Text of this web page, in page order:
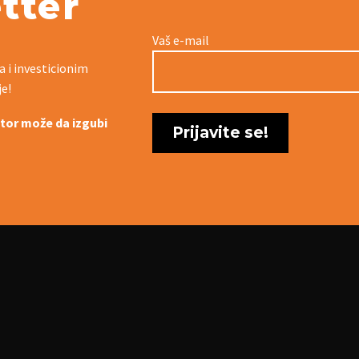
i investicionim
može da izgubi
Vaš e-mail